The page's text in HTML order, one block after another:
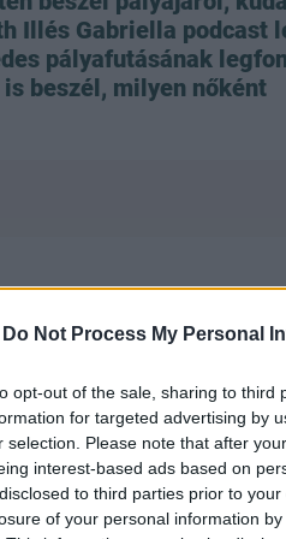
Do Not Process My Personal
opt-out of the sale, sharing to
for targeted advertising by
selection. Please note that after
interest-based ads based on
to third parties prior to
of your personal information
Illés Gabriella podcast
pályafutásának
beszél, milyen nőként
olyan személyes
azöregedés